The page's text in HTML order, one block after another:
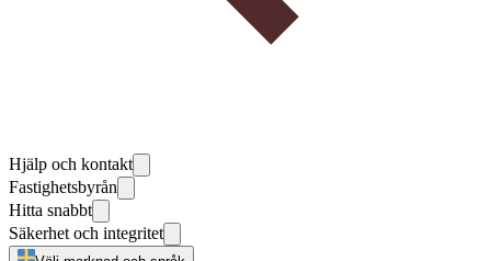
Hjälp och kontakt
Fastighetsbyrån
Hitta snabbt
Säkerhet och integritet